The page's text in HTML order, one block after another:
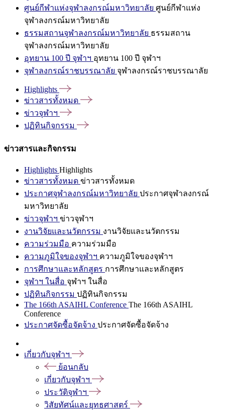
ศูนย์กีฬาแห่งจุฬาลงกรณ์มหาวิทยาลัย ศูนย์กีฬาแห่ง
จุฬาลงกรณ์มหาวิทยาลัย
ธรรมสถานจุฬาลงกรณ์มหาวิทยาลัย ธรรมสถาน
จุฬาลงกรณ์มหาวิทยาลัย
อุทยาน 100 ปี จุฬาฯ อุทยาน 100 ปี จุฬาฯ
จุฬาลงกรณ์ราชบรรณาลัย จุฬาลงกรณ์ราชบรรณาลัย
Highlights
ข่าวสารทั้งหมด
ข่าวจุฬาฯ
ปฏิทินกิจกรรม
ข่าวสารและกิจกรรม
Highlights Highlights
ข่าวสารทั้งหมด ข่าวสารทั้งหมด
ประกาศจุฬาลงกรณ์มหาวิทยาลัย ประกาศจุฬาลงกรณ์
มหาวิทยาลัย
ข่าวจุฬาฯ ข่าวจุฬาฯ
งานวิจัยและนวัตกรรม งานวิจัยและนวัตกรรม
ความร่วมมือ ความร่วมมือ
ความภูมิใจของจุฬาฯ ความภูมิใจของจุฬาฯ
การศึกษาและหลักสูตร การศึกษาและหลักสูตร
จุฬาฯ ในสื่อ จุฬาฯ ในสื่อ
ปฏิทินกิจกรรม ปฏิทินกิจกรรม
The 166th ASAIHL Conference The 166th ASAIHL
Conference
ประกาศจัดซื้อจัดจ้าง ประกาศจัดซื้อจัดจ้าง
เกี่ยวกับจุฬาฯ
ย้อนกลับ
เกี่ยวกับจุฬาฯ
ประวัติจุฬาฯ
วิสัยทัศน์และยุทธศาสตร์